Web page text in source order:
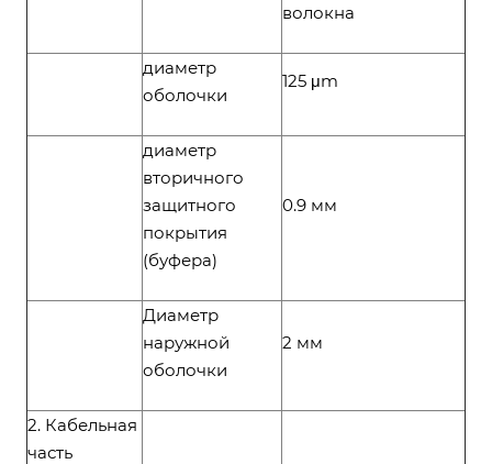
волокна
диаметр
оболочки
125 μm
диаметр
вторичного
защитного
покрытия
(буфера)
0.9 мм
Диаметр
наружной
оболочки
2 мм
2. Кабельная
часть